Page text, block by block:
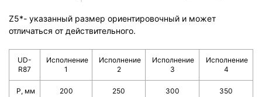
Z5*- указанный размер ориентировочный и может
отличаться от действительного.
UD-
R87
Исполнение
1
Исполнение
2
Исполнение
3
Исполнение
4
Р, мм 200 250 300 350